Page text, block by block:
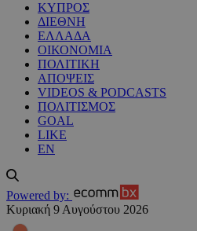
ΚΥΠΡΟΣ
ΔΙΕΘΝΗ
ΕΛΛΑΔΑ
ΟΙΚΟΝΟΜΙΑ
ΠΟΛΙΤΙΚΗ
ΑΠΟΨΕΙΣ
VIDEOS & PODCASTS
ΠΟΛΙΤΙΣΜΟΣ
GOAL
LIKE
EN
Powered by:
Κυριακή 9 Αυγούστου 2026